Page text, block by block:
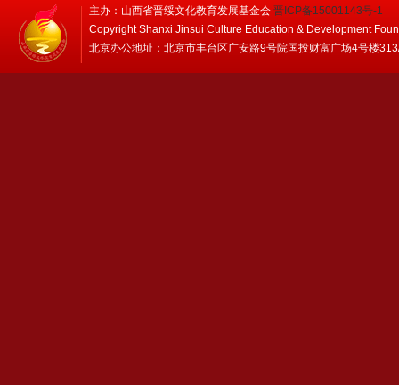
主办：山西省晋绥文化教育发展基金会 晋ICP备15001143号-1
Copyright Shanxi Jinsui Culture Education & Development
北京办公地址：北京市丰台区广安路9号院国投财富广场4号楼